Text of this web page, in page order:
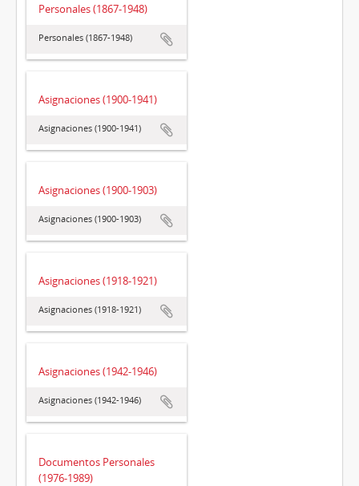
Personales (1867-1948)
Personales (1867-1948)
Asignaciones (1900-1941)
Asignaciones (1900-1941)
Asignaciones (1900-1903)
Asignaciones (1900-1903)
Asignaciones (1918-1921)
Asignaciones (1918-1921)
Asignaciones (1942-1946)
Asignaciones (1942-1946)
Documentos Personales
(1976-1989)